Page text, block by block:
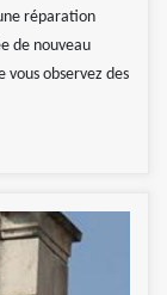
réparation
de nouveau
vous observez des